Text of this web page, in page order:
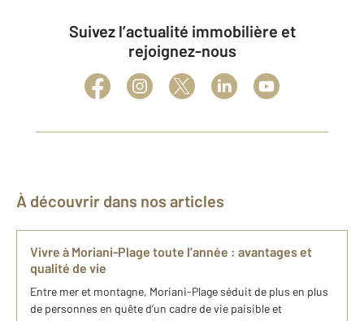
Suivez l’actualité immobilière et
rejoignez-nous
À découvrir dans nos articles
Vivre à Moriani-Plage toute l’année : avantages et
qualité de vie
Entre mer et montagne, Moriani-Plage séduit de plus en plus
de personnes en quête d’un cadre de vie paisible et